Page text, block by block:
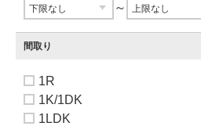
～
間取り
1R
1K/1DK
1LDK